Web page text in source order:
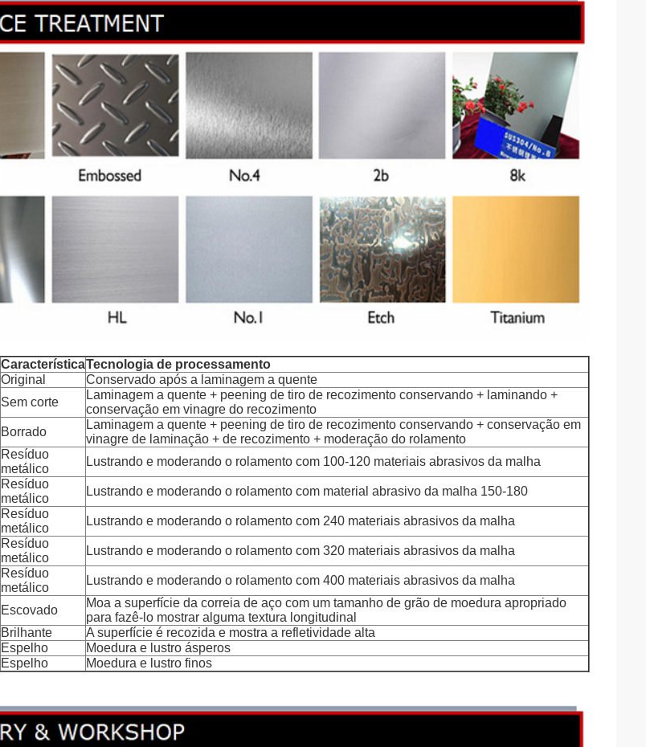
CaracterísticaTecnologia de processamento
Original
Conservado após a laminagem a quente
Sem corte
Laminagem a quente + peening de tiro de recozimento conservando + laminando +
conservação em vinagre do recozimento
Borrado
Laminagem a quente + peening de tiro de recozimento conservando + conservação em
vinagre de laminação + de recozimento + moderação do rolamento
Resíduo
metálico
Lustrando e moderando o rolamento com 100-120 materiais abrasivos da malha
Resíduo
metálico
Lustrando e moderando o rolamento com material abrasivo da malha 150-180
Resíduo
metálico
Lustrando e moderando o rolamento com 240 materiais abrasivos da malha
Resíduo
metálico
Lustrando e moderando o rolamento com 320 materiais abrasivos da malha
Resíduo
metálico
Lustrando e moderando o rolamento com 400 materiais abrasivos da malha
Escovado
Moa a superfície da correia de aço com um tamanho de grão de moedura apropriado
para fazê-lo mostrar alguma textura longitudinal
Brilhante
A superfície é recozida e mostra a refletividade alta
Espelho
Moedura e lustro ásperos
Espelho Moedura e lustro finos